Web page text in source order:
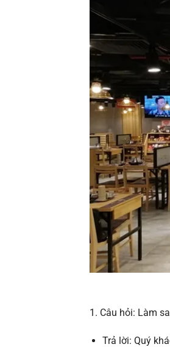
1. Câu hỏi: Làm
Trả lời: Quý